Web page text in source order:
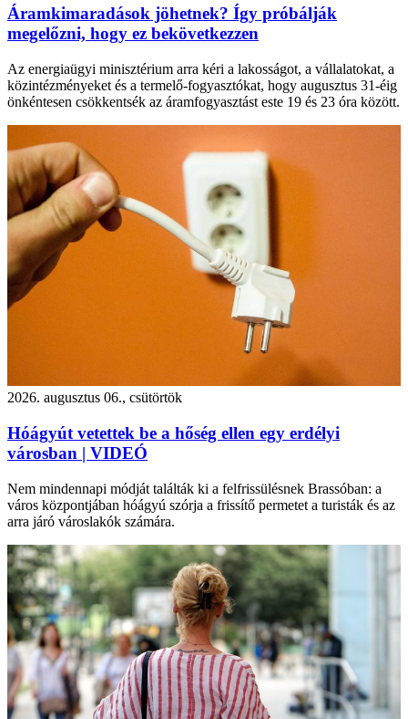
Áramkimaradások jöhetnek? Így próbálják
megelőzni, hogy ez bekövetkezzen
Az energiaügyi minisztérium arra kéri a lakosságot, a vállalatokat, a
közintézményeket és a termelő-fogyasztókat, hogy augusztus 31-éig
önkéntesen csökkentsék az áramfogyasztást este 19 és 23 óra között.
2026. augusztus 06., csütörtök
Hóágyút vetettek be a hőség ellen egy erdélyi
városban | VIDEÓ
Nem mindennapi módját találták ki a felfrissülésnek Brassóban: a
város központjában hóágyú szórja a frissítő permetet a turisták és az
arra járó városlakók számára.